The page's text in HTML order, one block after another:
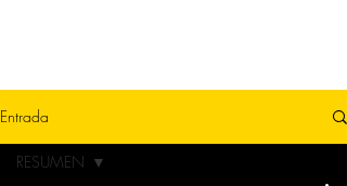
Entrada
RESUMEN